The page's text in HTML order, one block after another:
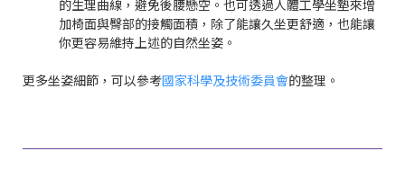
的生理曲線，避免後腰懸空。也可透過人體工學坐墊來增
加椅面與臀部的接觸面積，除了能讓久坐更舒適，也能讓
你更容易維持上述的自然坐姿。
更多坐姿細節，可以參考國家科學及技術委員會的整理。